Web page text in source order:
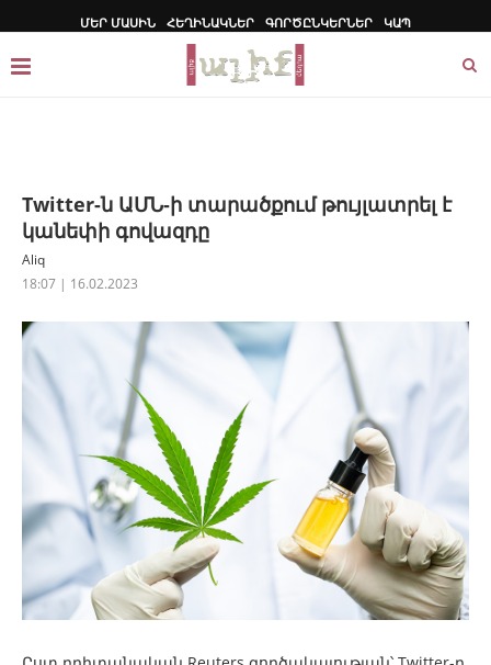
ՄԵՐ ՄԱՍԻՆ ՀԵՂԻՆԱԿՆԵՐ ԳՈՐԾԸՆԿԵՐՆԵՐ ԿԱՊ
Twitter-ն ԱՄՆ-ի տարածքում թույլատրել է
կանեփի գովազդը
Aliq
18:07 | 16.02.2023